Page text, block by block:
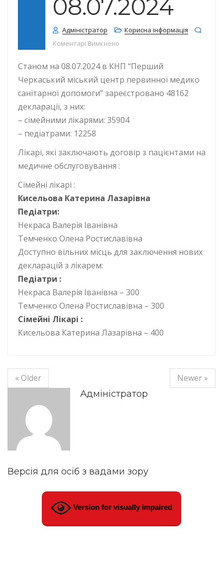
08.07.2024
Адміністратор
Корисна інформація
Коментарі Вимкнено
Станом на 08.07.2024 в КНП “Перший
Черкаський міський центр первинної медико
санітарної допомоги” зареєстровано 48162
декларації, з них:
– сімейними лікарями: 35904
– педіатрами: 12258
Лікарі, які заключають договір з пацієнтами на
медичне обслуговування :
Сімейні лікарі :
Кисельова Катерина Лазарівна
Педіатри:
Некраса Валерія Іванівна
Темченко Олена Ростиславівна
Доступно вільних місць для заключення нових
декларацій з лікарем:
Педіатри :
Некраса Валерія Іванівна – 300
Темченко Олена Ростиславівна – 300
Сімейні Лікарі :
Кисельова Катерина Лазарівна – 400
« Older
Newer »
Адміністратор
Версія для осіб з вадами зору
Version for visually impaired